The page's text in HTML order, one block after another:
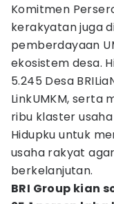
Komitmen
kerakyatan juga
pemberdayaan
ekosistem desa.
5.245 Desa
LinkUMKM, serta
ribu klaster
Hidupku untuk
usaha rakyat
berkelanjutan.
BRI Group kian